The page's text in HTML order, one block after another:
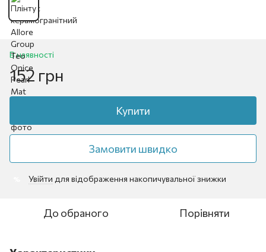
В наявності
152 грн
Купити
Замовити швидко
Увійти для відображення накопичувальної знижки
До обраного Порівняти